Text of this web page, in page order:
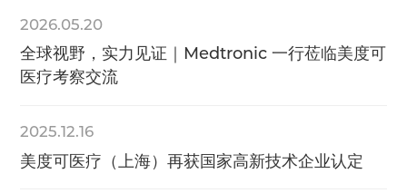
2026.05.20
全球视野，实力见证｜Medtronic 一行莅临美度可
医疗考察交流
2025.12.16
美度可医疗（上海）再获国家高新技术企业认定